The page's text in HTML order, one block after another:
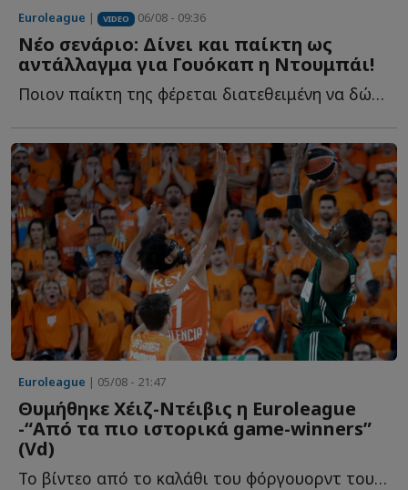
Euroleague | VIDEO 06/08 - 09:36
Νέο σενάριο: Δίνει και παίκτη ως
αντάλλαγμα για Γουόκαπ η Ντουμπάι!
Ποιον παίκτη της φέρεται διατεθειμένη να δώσει στον Ο...
Euroleague | 05/08 - 21:47
Θυμήθηκε Χέιζ-Ντέιβις η Euroleague
-“Από τα πιο ιστορικά game-winners”
(Vd)
To βίντεο από το καλάθι του φόργουορντ του Παναθηναϊκού, π...